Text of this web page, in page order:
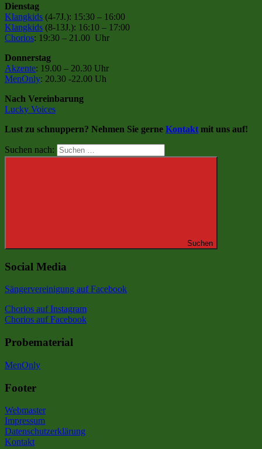
Dienstag
Klangkids (4-7J.): 15:30 – 16:00
Klangkids (8-13J.): 16:10 – 17:00
Chorios: 19:30 – 21.00 Uhr
Donnerstag
Akzente: 19.00 – 20.30 Uhr
MenOnly: 20.30 -22.00 Uh
Nach Vereinbarung
Lucky Voices
Lust zu schnuppern? Nehmen Sie gerne Kontakt mit uns auf!
Suchen nach:
Suchen
Social Media
Sängervereinigung auf Facebook
Chorios auf Instagram
Chorios auf Facebook
Probematerial
MenOnly
Footer
Webmaster
Impressum
Datenschutzerklärung
Kontakt